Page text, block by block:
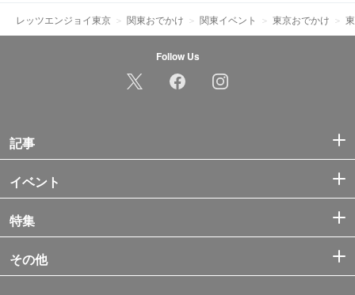
レッツエンジョイ東京 関東おでかけ 関東イベント 東京おでかけ
Follow Us
記事
イベント
特集
その他